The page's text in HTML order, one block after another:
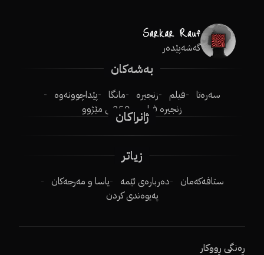
گەشەپێدەر
بەشەکان
سەرەتا فیلم زنجیرە مانگا
پێداچوونەوە
زنجیرە فیلم
250ـی مێژوو
ژانراکان
زیاتر
ستافەکەمان دەربارەی ئێمە
یاسا و مەرجەکان
پەیوەندی کردن
ڕەنگی ڕووکار